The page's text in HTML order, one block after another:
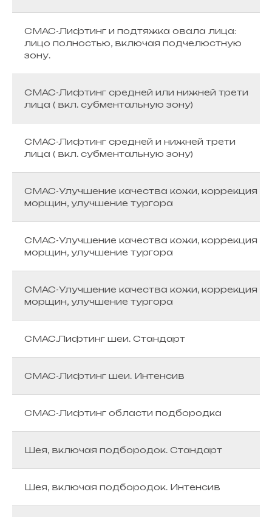
СМАС-Лифтинг и подтяжка овала лица:
лицо полностью, включая подчелюстную
зону.
СМАС-Лифтинг средней или нижней трети
лица ( вкл. субментальную зону)
СМАС-Лифтинг средней и нижней трети
лица ( вкл. субментальную зону)
СМАС-Улучшение качества кожи, коррекция
морщин, улучшение тургора
СМАС-Улучшение качества кожи, коррекция
морщин, улучшение тургора
СМАС-Улучшение качества кожи, коррекция
морщин, улучшение тургора
СМАС.Лифтинг шеи. Стандарт
СМАС-Лифтинг шеи. Интенсив
СМАС-Лифтинг области подбородка
Шея, включая подбородок. Стандарт
Шея, включая подбородок. Интенсив